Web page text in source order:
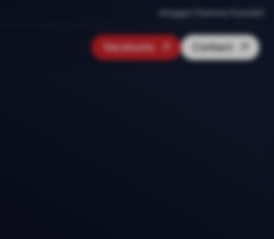
Inloggen Onenine Konnekt
Vacatures Contact